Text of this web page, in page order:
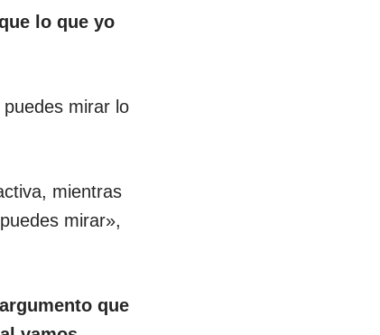
lo que yo
mirar lo
mientras
mirar»,
que